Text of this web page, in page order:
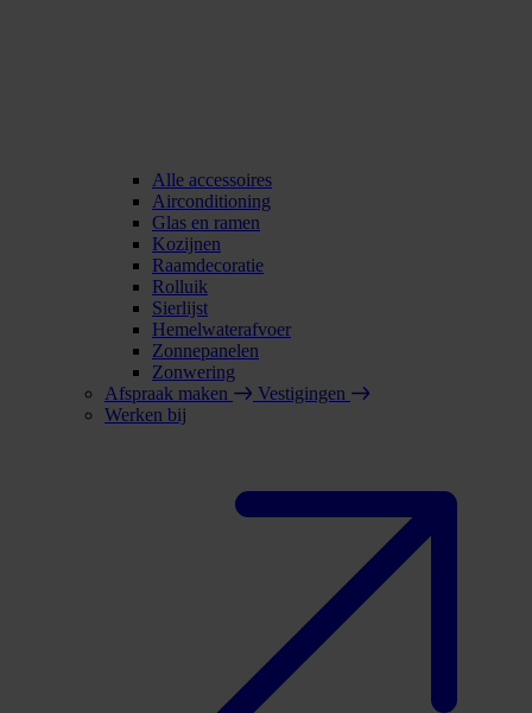
Alle accessoires
Airconditioning
Glas en ramen
Kozijnen
Raamdecoratie
Rolluik
Sierlijst
Hemelwaterafvoer
Zonnepanelen
Zonwering
Afspraak maken
Vestigingen
Werken bij